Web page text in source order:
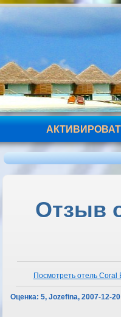
Отзыв
Посмотреть отель Coral
Оценка: 5, Jozefina, 2007-12-20